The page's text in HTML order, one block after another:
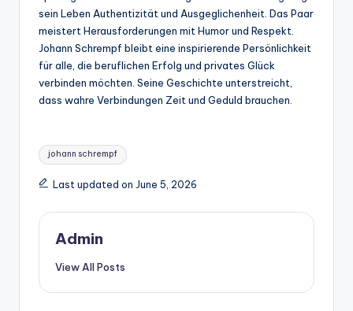
sein Leben Authentizität und Ausgeglichenheit. Das Paar
meistert Herausforderungen mit Humor und Respekt.
Johann Schrempf bleibt eine inspirierende Persönlichkeit
für alle, die beruflichen Erfolg und privates Glück
verbinden möchten. Seine Geschichte unterstreicht,
dass wahre Verbindungen Zeit und Geduld brauchen.
Tags:
johann schrempf
Last updated on June 5, 2026
Admin
View All Posts